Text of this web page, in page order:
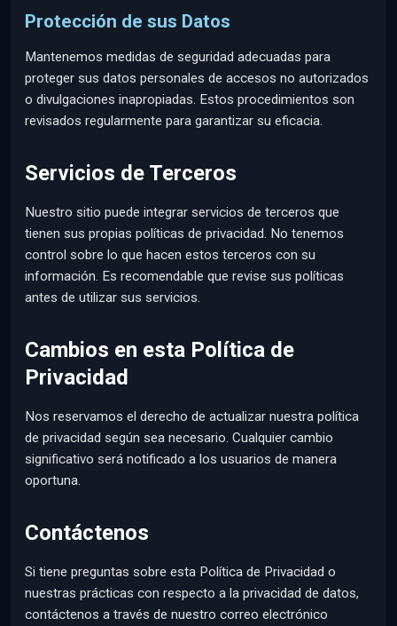
Protección de sus Datos
Mantenemos medidas de seguridad adecuadas para
proteger sus datos personales de accesos no autorizados
o divulgaciones inapropiadas. Estos procedimientos son
revisados regularmente para garantizar su eficacia.
Servicios de Terceros
Nuestro sitio puede integrar servicios de terceros que
tienen sus propias políticas de privacidad. No tenemos
control sobre lo que hacen estos terceros con su
información. Es recomendable que revise sus políticas
antes de utilizar sus servicios.
Cambios en esta Política de
Privacidad
Nos reservamos el derecho de actualizar nuestra política
de privacidad según sea necesario. Cualquier cambio
significativo será notificado a los usuarios de manera
oportuna.
Contáctenos
Si tiene preguntas sobre esta Política de Privacidad o
nuestras prácticas con respecto a la privacidad de datos,
contáctenos a través de nuestro correo electrónico